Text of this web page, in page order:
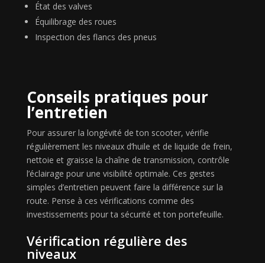
État des valves
Équilibrage des roues
Inspection des flancs des pneus
Conseils pratiques pour
l’entretien
Pour assurer la longévité de ton scooter, vérifie
régulièrement les niveaux d’huile et de liquide de frein,
nettoie et graisse la chaîne de transmission, contrôle
l’éclairage pour une visibilité optimale. Ces gestes
simples d’entretien peuvent faire la différence sur la
route. Pense à ces vérifications comme des
investissements pour ta sécurité et ton portefeuille.
Vérification régulière des
niveaux